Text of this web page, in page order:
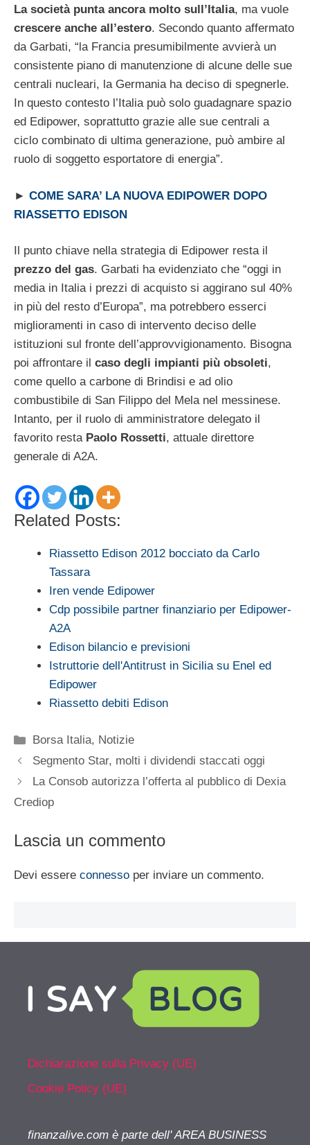
La società punta ancora molto sull’Italia, ma vuole
crescere anche all’estero. Secondo quanto affermato
da Garbati, “la Francia presumibilmente avvierà un
consistente piano di manutenzione di alcune delle sue
centrali nucleari, la Germania ha deciso di spegnerle.
In questo contesto l’Italia può solo guadagnare spazio
ed Edipower, soprattutto grazie alle sue centrali a
ciclo combinato di ultima generazione, può ambire al
ruolo di soggetto esportatore di energia”.
► COME SARA’ LA NUOVA EDIPOWER DOPO
RIASSETTO EDISON
Il punto chiave nella strategia di Edipower resta il
prezzo del gas. Garbati ha evidenziato che “oggi in
media in Italia i prezzi di acquisto si aggirano sul 40%
in più del resto d’Europa”, ma potrebbero esserci
miglioramenti in caso di intervento deciso delle
istituzioni sul fronte dell’approvvigionamento. Bisogna
poi affrontare il caso degli impianti più obsoleti,
come quello a carbone di Brindisi e ad olio
combustibile di San Filippo del Mela nel messinese.
Intanto, per il ruolo di amministratore delegato il
favorito resta Paolo Rossetti, attuale direttore
generale di A2A.
Related Posts:
Riassetto Edison 2012 bocciato da Carlo
Tassara
Iren vende Edipower
Cdp possibile partner finanziario per Edipower-
A2A
Edison bilancio e previsioni
Istruttorie dell'Antitrust in Sicilia su Enel ed
Edipower
Riassetto debiti Edison
Categorie
Borsa Italia, Notizie
Segmento Star, molti i dividendi staccati oggi
La Consob autorizza l’offerta al pubblico di Dexia
Crediop
Lascia un commento
Devi essere connesso per inviare un commento.
Dichiarazione sulla Privacy (UE)
Cookie Policy (UE)
finanzalive.com è parte dell' AREA BUSINESS